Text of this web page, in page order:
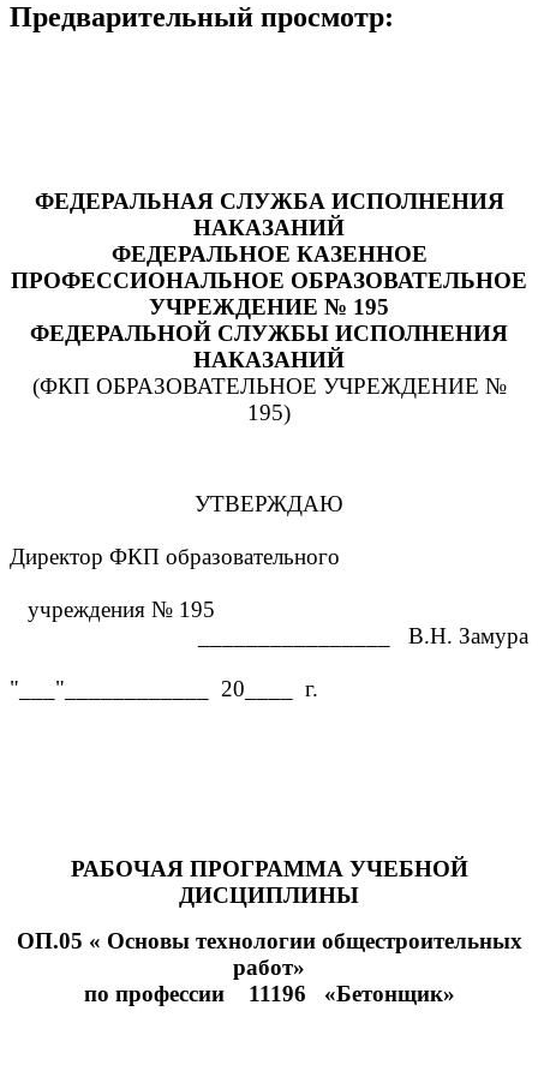
Предварительный просмотр:
ФЕДЕРАЛЬНАЯ СЛУЖБА ИСПОЛНЕНИЯ
НАКАЗАНИЙ
ФЕДЕРАЛЬНОЕ КАЗЕННОЕ
ПРОФЕССИОНАЛЬНОЕ ОБРАЗОВАТЕЛЬНОЕ
УЧРЕЖДЕНИЕ № 195
ФЕДЕРАЛЬНОЙ СЛУЖБЫ ИСПОЛНЕНИЯ
НАКАЗАНИЙ
(ФКП ОБРАЗОВАТЕЛЬНОЕ УЧРЕЖДЕНИЕ №
195)
УТВЕРЖДАЮ
Директор ФКП образовательного
учреждения № 195
________________ В.Н. Замура
"___"____________ 20____ г.
РАБОЧАЯ ПРОГРАММА УЧЕБНОЙ
ДИСЦИПЛИНЫ
ОП.05 « Основы технологии общестроительных
работ»
по профессии 11196 «Бетонщик»